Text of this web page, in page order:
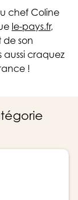
chef Coline
le-pays.fr,
de son
aussi craquez
!